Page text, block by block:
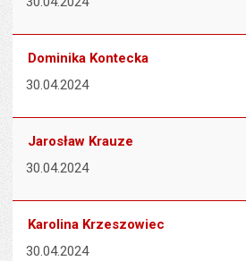
Dominika Kontecka
30.04.2024
Jarosław Krauze
30.04.2024
Karolina Krzeszowiec
30.04.2024